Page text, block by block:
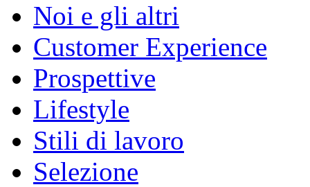
Noi e gli altri
Customer Experience
Prospettive
Lifestyle
Stili di lavoro
Selezione